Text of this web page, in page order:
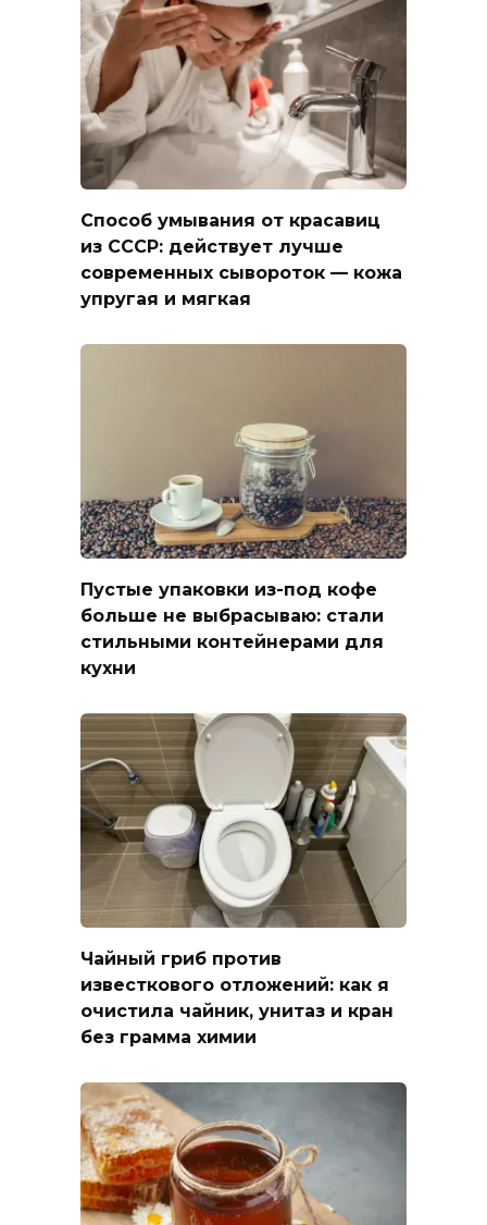
Способ умывания от красавиц
из СССР: действует лучше
современных сывороток — кожа
упругая и мягкая
Пустые упаковки из-под кофе
больше не выбрасываю: стали
стильными контейнерами для
кухни
Чайный гриб против
известкового отложений: как я
очистила чайник, унитаз и кран
без грамма химии